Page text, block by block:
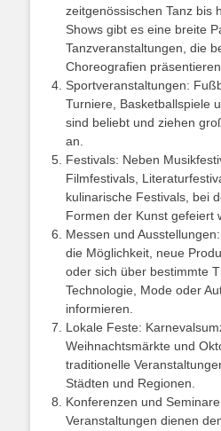
zeitgenössischen Tanz bis
Shows gibt es eine breite
Tanzveranstaltungen, die
Choreografien präsentieren.
Sportveranstaltungen:
Turniere, Basketballspiele
sind beliebt und ziehen
an.
Festivals: Neben
Filmfestivals,
kulinarische Festivals, bei
Formen der Kunst gefeiert
Messen und
die Möglichkeit, neue
oder sich über bestimmte
Technologie, Mode oder
informieren.
Lokale Feste:
Weihnachtsmärkte und
traditionelle
Städten und Regionen.
Konferenzen und
Veranstaltungen dienen